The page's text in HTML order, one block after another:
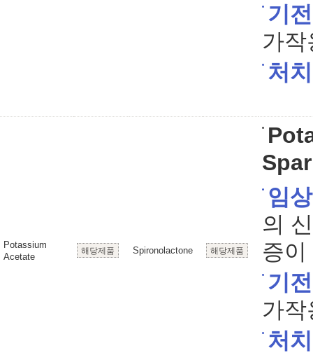
기전
가
처치
Potassium
Acetate
해당제품 Spironolactone 해당제품
임
의
증
기전
가
처치